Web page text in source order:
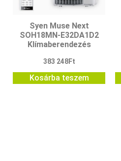
Syen Muse Next
SOH18MN-E32DA1D2
Klímaberendezés
383 248Ft
Kosárba teszem